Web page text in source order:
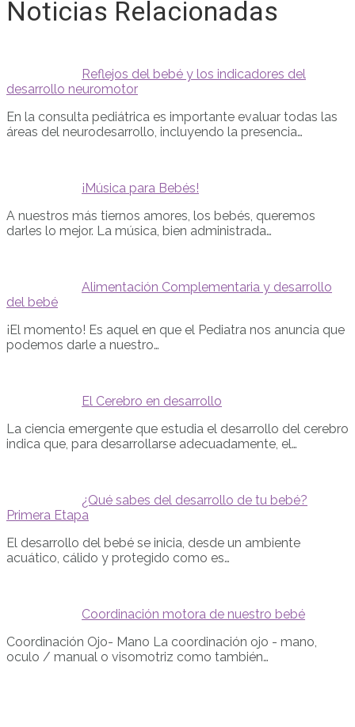
Noticias Relacionadas
Reflejos del bebé y los indicadores del
desarrollo neuromotor
En la consulta pediátrica es importante evaluar todas las
áreas del neurodesarrollo, incluyendo la presencia…
¡Música para Bebés!
A nuestros más tiernos amores, los bebés, queremos
darles lo mejor. La música, bien administrada…
Alimentación Complementaria y desarrollo
del bebé
¡El momento! Es aquel en que el Pediatra nos anuncia que
podemos darle a nuestro…
El Cerebro en desarrollo
La ciencia emergente que estudia el desarrollo del cerebro
indica que, para desarrollarse adecuadamente, el…
¿Qué sabes del desarrollo de tu bebé?
Primera Etapa
El desarrollo del bebé se inicia, desde un ambiente
acuático, cálido y protegido como es…
Coordinación motora de nuestro bebé
Coordinación Ojo- Mano La coordinación ojo - mano,
oculo / manual o visomotriz como también…